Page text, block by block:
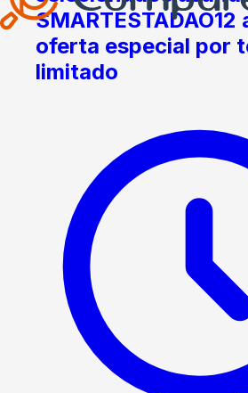
oferta especial por
limitado